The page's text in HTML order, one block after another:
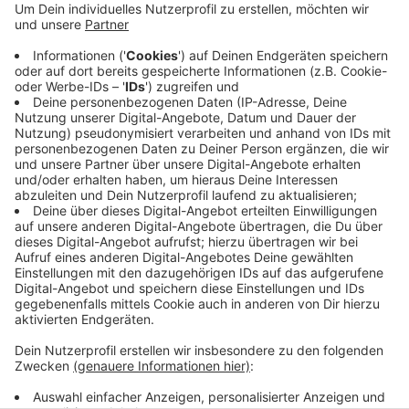
Heute beginnen die Qualifikationskämpfe in seiner
Gewichtsklasse. Labes tritt in der 60 kg-Klasse im
griechisch-römischen Stil an. Morgen (30.07.) stehen
die Finalkämpfe auf dem Programm. Das Team des
Deutschen Ringer Bundes wird von Bundestrainer
Christian Fetzer betreut, KSV-Heimtrainer Mirko
Englich wird seinen Schützling begleiten.
Anzeige
Anzeige